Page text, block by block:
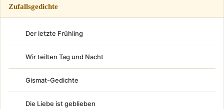
Zufallsgedichte
Der letzte Frühling
Wir teilten Tag und Nacht
Gismat-Gedichte
Die Liebe ist geblieben